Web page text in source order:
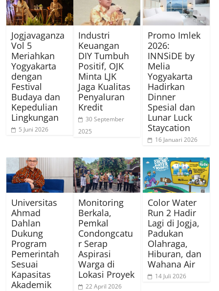
Jogjavaganza
Vol 5
Meriahkan
Yogyakarta
dengan
Festival
Budaya dan
Kepedulian
Lingkungan
5 Juni 2026
Industri
Keuangan
DIY Tumbuh
Positif, OJK
Minta LJK
Jaga Kualitas
Penyaluran
Kredit
30 September
2025
Promo Imlek
2026:
INNSiDE by
Melia
Yogyakarta
Hadirkan
Dinner
Spesial dan
Lunar Luck
Staycation
16 Januari 2026
Universitas
Ahmad
Dahlan
Dukung
Program
Pemerintah
Sesuai
Kapasitas
Akademik
Monitoring
Berkala,
Pemkal
Condongcatu
r Serap
Aspirasi
Warga di
Lokasi Proyek
22 April 2026
Color Water
Run 2 Hadir
Lagi di Jogja,
Padukan
Olahraga,
Hiburan, dan
Wahana Air
14 Juli 2026